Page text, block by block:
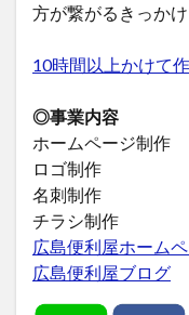
方が繋がるきっか
10時間以上かけて
◎事業内容
ホームページ制作
ロゴ制作
名刺制作
チラシ制作
広島便利屋ホーム
広島便利屋ブログ